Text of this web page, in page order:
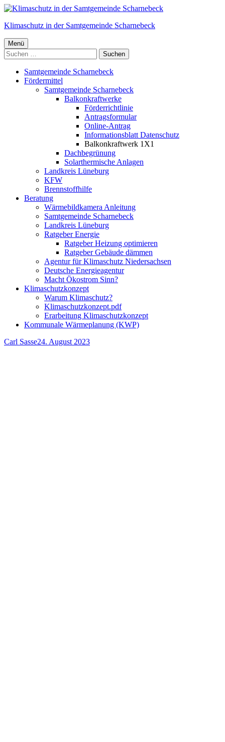
Springe
Inhalt
Klimaschutz in der Samtgemeinde Scharnebeck
Primäres
Menü
Menü
Samtgemeinde Scharnebeck
Fördermittel
Samtgemeinde Scharnebeck
Balkonkraftwerke
Förderrichtlinie
Antragsformular
Online-Antrag
Informationsblatt Datenschutz
Balkonkraftwerk 1X1
Dachbegrünung
Solarthermische Anlagen
Landkreis Lüneburg
KFW
Brennstoffhilfe
Beratung
Wärmebildkamera Anleitung
Samtgemeinde Scharnebeck
Landkreis Lüneburg
Ratgeber Energie
Ratgeber Heizung optimieren
Ratgeber Gebäude dämmen
Agentur für Klimaschutz Niedersachsen
Deutsche Energieagentur
Macht Ökostrom Sinn?
Klimaschutzkonzept
Warum Klimaschutz?
Klimaschutzkonzept.pdf
Erarbeitung Klimaschutzkonzept
Kommunale Wärmeplanung (KWP)
Autor
Carl SasseVeröffentlicht
24. August 2023